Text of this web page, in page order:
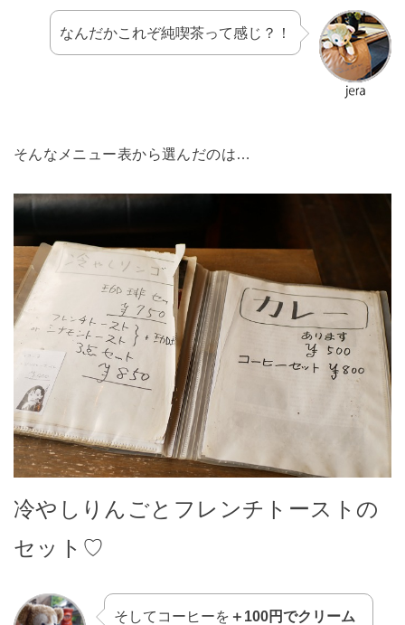
なんだかこれぞ純喫茶って感じ？！
そんなメニュー表から選んだのは…
冷やしりんごとフレンチトーストの
セット♡
そしてコーヒーを ＋100円でクリーム